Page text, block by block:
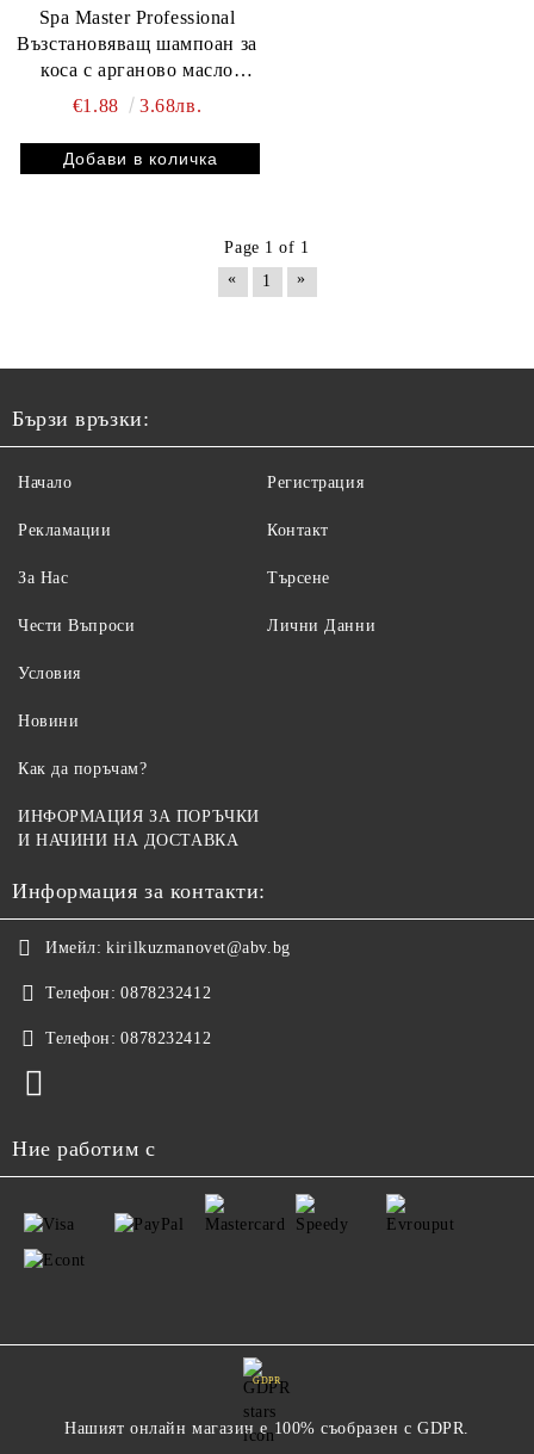
Spa Master Professional
Възстановяващ шампоан за
коса с арганово масло
250мл
€1.88 3.68лв.
Page 1 of 1
«
1 »
Бързи връзки:
Начало
Рекламации
За Нас
Чести Въпроси
Регистрация
Контакт
Търсене
Лични Данни
Условия
Новини
Как да поръчам?
ИНФОРМАЦИЯ ЗА ПОРЪЧКИ
И НАЧИНИ НА ДОСТАВКА
Информация за контакти:
Имейл: kirilkuzmanovet@abv.bg
Телефон: 0878232412
Телефон: 0878232412
Ние работим с
GDPR
Нашият онлайн магазин е 100% съобразен с GDPR.